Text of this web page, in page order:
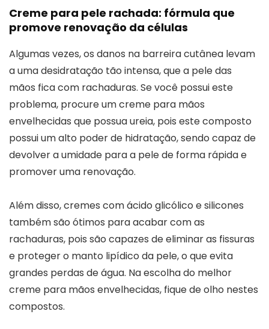
Creme para pele rachada: fórmula que
promove renovação da células
Algumas vezes, os danos na barreira cutânea levam
a uma desidratação tão intensa, que a pele das
mãos fica com rachaduras. Se você possui este
problema, procure um creme para mãos
envelhecidas que possua ureia, pois este composto
possui um alto poder de hidratação, sendo capaz de
devolver a umidade para a pele de forma rápida e
promover uma renovação.
Além disso, cremes com ácido glicólico e silicones
também são ótimos para acabar com as
rachaduras, pois são capazes de eliminar as fissuras
e proteger o manto lipídico da pele, o que evita
grandes perdas de água. Na escolha do melhor
creme para mãos envelhecidas, fique de olho nestes
compostos.